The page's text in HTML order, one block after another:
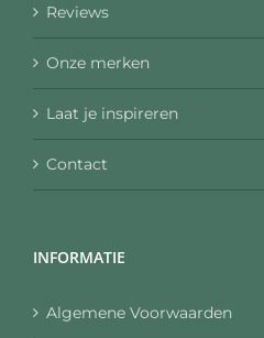
Reviews
Onze merken
Laat je inspireren
Contact
INFORMATIE
Algemene Voorwaarden